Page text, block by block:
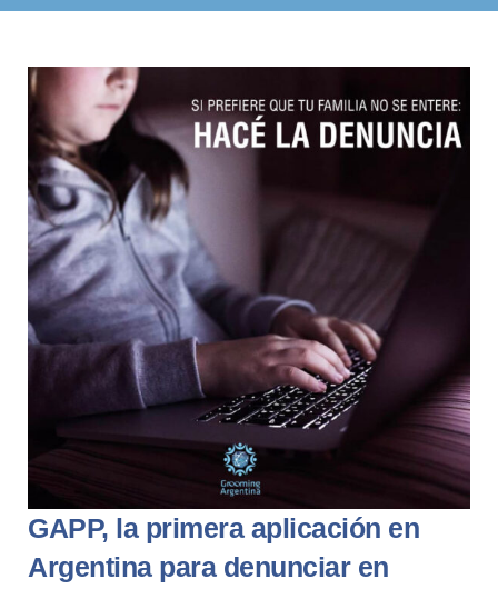
GAPP, la primera aplicación en
Argentina para denunciar en